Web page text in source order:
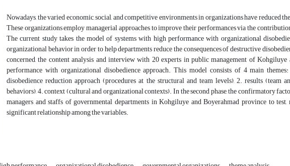
Nowadays, the varied economic, social, and competitive environments in organizations have reduced
These organizations employ managerial approaches to improve their performances via the
The current study takes the model of systems with high performance with organizational
organizational behavior in order to help departments reduce the consequences of destructive
concerned, the content analysis and interview with 20 experts in public management of
performance with organizational disobedience approach. This model consists of 4 main
disobedience reduction approach (procedures at the structural and team levels), 2. results
behaviors), 4. context (cultural and organizational contexts). In the second phase, the confirmatory
managers and staffs of governmental departments in Kohgiluye and Boyerahmad province to
significant relationship among the variables.